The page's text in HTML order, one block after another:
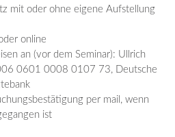
mit oder ohne eigene Aufstellung
online
an (vor dem Seminar): Ullrich
0601 0008 0107 73, Deutsche
per mail, wenn
ist